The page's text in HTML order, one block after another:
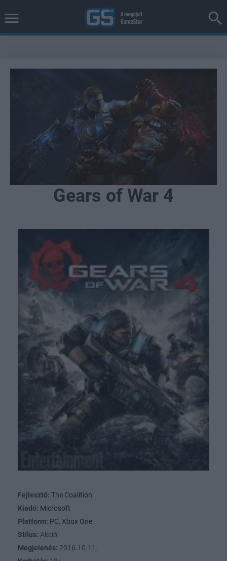
Gears of War 4
Fejlesztő: The Coalition
Kiadó: Microsoft
Platform: PC, Xbox One
Stílus: Akció
Megjelenés: 2016.10.11.